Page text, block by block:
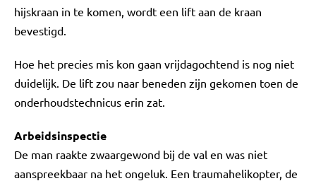
hijskraan in te komen, wordt een lift aan de kraan
bevestigd.
Hoe het precies mis kon gaan vrijdagochtend is nog niet
duidelijk. De lift zou naar beneden zijn gekomen toen de
onderhoudstechnicus erin zat.
Arbeidsinspectie
De man raakte zwaargewond bij de val en was niet
aanspreekbaar na het ongeluk. Een traumahelikopter, de